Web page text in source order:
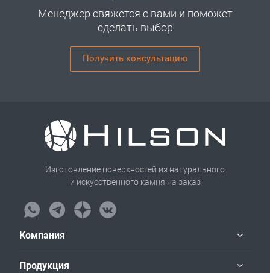
Менеджер свяжется с вами и поможет
сделать выбор
Получить консультацию
Изготовление поверхностей из натурального
и искусственного камня на заказ
Компания
Продукция